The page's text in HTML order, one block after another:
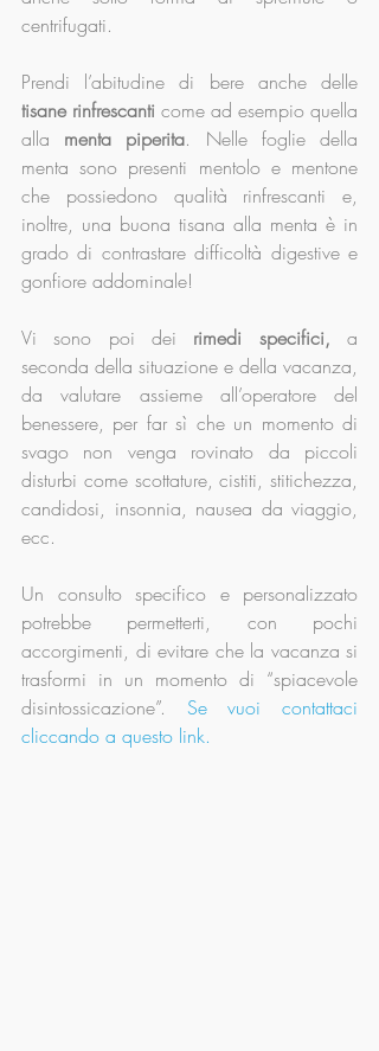
centrifugati.
tisane rinfrescanti come ad esempio quella
alla menta piperita. Nelle foglie della
menta sono presenti mentolo e mentone
che possiedono qualità rinfrescanti e,
inoltre, una buona tisana alla menta è in
grado di contrastare difficoltà digestive e
gonfiore addominale!
Vi sono poi dei rimedi specifici, a
seconda della situazione e della vacanza,
da valutare assieme all’operatore del
benessere, per far sì che un momento di
svago non venga rovinato da piccoli
disturbi come scottature, cistiti, stitichezza,
candidosi, insonnia, nausea da viaggio,
ecc.
Un consulto specifico e personalizzato
potrebbe permetterti, con pochi
accorgimenti, di evitare che la vacanza si
trasformi in un momento di “spiacevole
disintossicazione”. Se vuoi contattaci
cliccando a questo link.